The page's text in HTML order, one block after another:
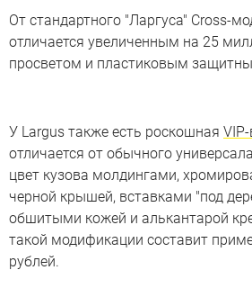
От стандартного "Ларгуса" Cross-
отличается увеличенным на 25
просветом и пластиковым
У Largus также есть роскошная
отличается от обычного
цвет кузова молдингами,
черной крышей, вставками "под
обшитыми кожей и алькантарой
такой модификации составит
рублей.